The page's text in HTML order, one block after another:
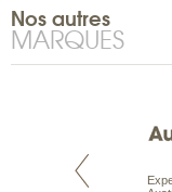
Nos autres
MARQUES
est le spécialiste